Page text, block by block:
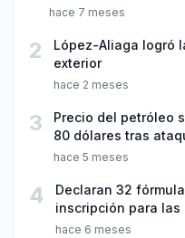
hace 7 meses
2
López-Aliaga logró
exterior
hace 2 meses
3
Precio del petróleo
80 dólares tras
hace 5 meses
4
Declaran 32
inscripción para
hace 6 meses